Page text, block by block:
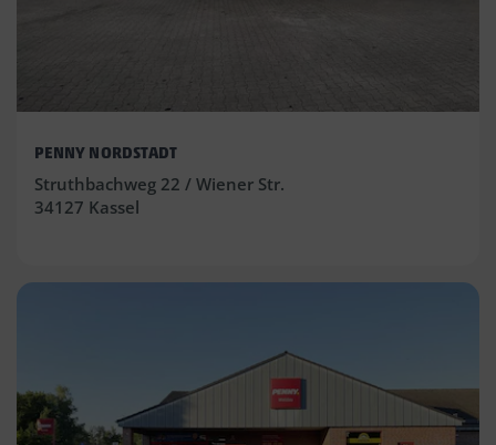
PENNY NORDSTADT
Struthbachweg 22 / Wiener Str.
34127 Kassel